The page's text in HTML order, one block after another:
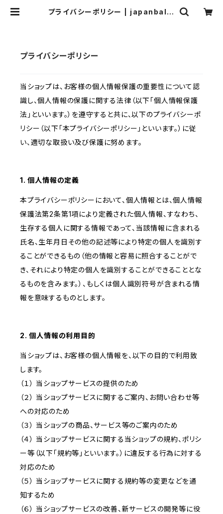
プライバシーポリシー | japanballe
プライバシーポリシー
当ショップは、お客様の個人情報保護の重要性について認
識し、個人情報の保護に関する法律（以下「個人情報保護
法」といいます。）を遵守すると共に、以下のプライバシーポ
リシー（以下「本プライバシーポリシー」といいます。）に従
い、適切な取扱い及び保護に努めます。
1. 個人情報の定義
本プライバシーポリシーにおいて、個人情報とは、個人情報
保護法第2条第1項により定義された個人情報、すなわち、
生存する個人に関する情報であって、当該情報に含まれる
氏名、生年月日その他の記述等により特定の個人を識別す
ることができるもの（他の情報と容易に照合することがで
き、それにより特定の個人を識別することができることとな
るものを含みます。）、もしくは個人識別符号が含まれる情
報を意味するものとします。
2. 個人情報の利用目的
当ショップは、お客様の個人情報を、以下の目的で利用致
します。
（１） 当ショップサービスの提供のため
（２） 当ショップサービスに関するご案内、お問い合わせ等
への対応のため
（３） 当ショップの商品、サービス等のご案内のため
（４） 当ショップサービスに関する当ショップの規約、ポリシ
ー等（以下「規約等」といいます。）に違反する行為に対する
対応のため
（５） 当ショップサービスに関する規約等の変更などを通
知するため
（６） 当ショップサービスの改善、新サービスの開発等に役